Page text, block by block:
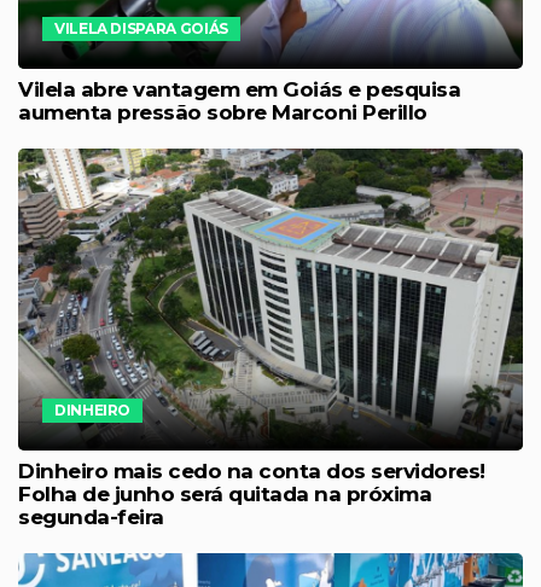
VILELA DISPARA GOIÁS
Vilela abre vantagem em Goiás e pesquisa
aumenta pressão sobre Marconi Perillo
DINHEIRO
Dinheiro mais cedo na conta dos servidores!
Folha de junho será quitada na próxima
segunda-feira